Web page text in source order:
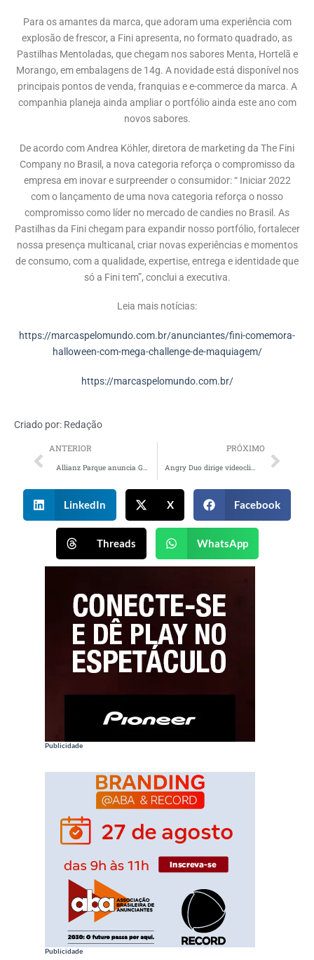
Para os amantes da marca, que adoram uma experiência com
explosão de frescor, a Fini apresenta, no formato quadrado, as
Pastilhas Mentoladas, que chegam nos sabores Menta, Hortelã e
Morango, em embalagens de 14g. A novidade está disponível nos
principais pontos de venda, franquias e e-commerce da marca. A
companhia planeja ainda ampliar o portfólio ainda este ano com
novos sabores.
De acordo com Andrea Köhler, diretora de marketing da The Fini
Company no Brasil, a nova categoria reforça o compromisso da
empresa em inovar e surpreender o consumidor: “ Iniciar 2022
com o lançamento de uma nova categoria reforça o nosso
compromisso como líder no mercado de candies no Brasil. As
Pastilhas da Fini chegam para expandir nosso portfólio, fortalecer
nossa presença multicanal, criar novas experiências e momentos
de consumo, com a qualidade, expertise, entrega e identidade que
só a Fini tem”, conclui a executiva.
Leia mais notícias:
https://marcaspelomundo.com.br/anunciantes/fini-comemora-
halloween-com-mega-challenge-de-maquiagem/
https://marcaspelomundo.com.br/
Criado por: Redação
ANTERIOR PRÓXIMO
LinkedIn X Facebook
Threads WhatsApp
Publicidade
Publicidade